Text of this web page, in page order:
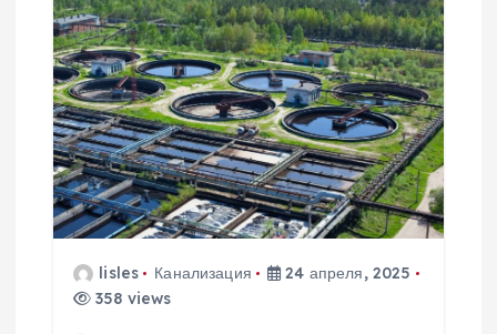
lisles Канализация
24 апреля, 2025
358 views